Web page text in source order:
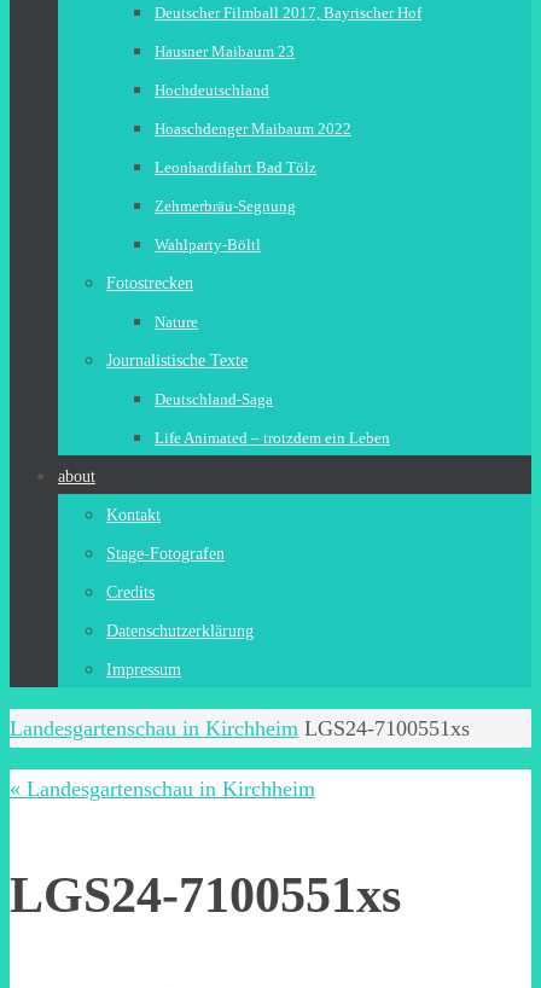
Deutscher Filmball 2017, Bayrischer Hof
Hausner Maibaum 23
Hochdeutschland
Hoaschdenger Maibaum 2022
Leonhardifahrt Bad Tölz
Zehmerbräu-Segnung
Wahlparty-Böltl
Fotostrecken
Nature
Journalistische Texte
Deutschland-Saga
Life Animated – trotzdem ein Leben
about
Kontakt
Stage-Fotografen
Credits
Datenschutzerklärung
Impressum
Start
Landesgartenschau in Kirchheim LGS24-7100551xs
« Landesgartenschau in Kirchheim
LGS24-7100551xs